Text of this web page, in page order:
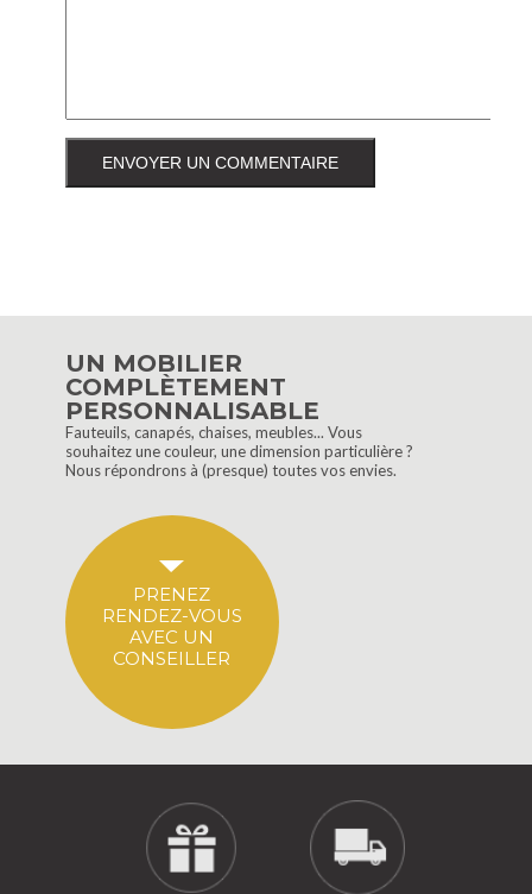
UN MOBILIER
COMPLÈTEMENT
PERSONNALISABLE
Fauteuils, canapés, chaises, meubles... Vous
souhaitez une couleur, une dimension particulière ?
Nous répondrons à (presque) toutes vos envies.
PRENEZ
RENDEZ-VOUS
AVEC UN
CONSEILLER